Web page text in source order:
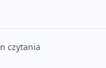
czytania